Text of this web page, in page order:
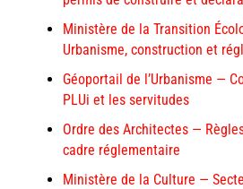
Ministère de la Transition
Urbanisme, construction et
Géoportail de l’Urbanisme —
PLUi et les servitudes
Ordre des Architectes —
cadre réglementaire
Ministère de la Culture —